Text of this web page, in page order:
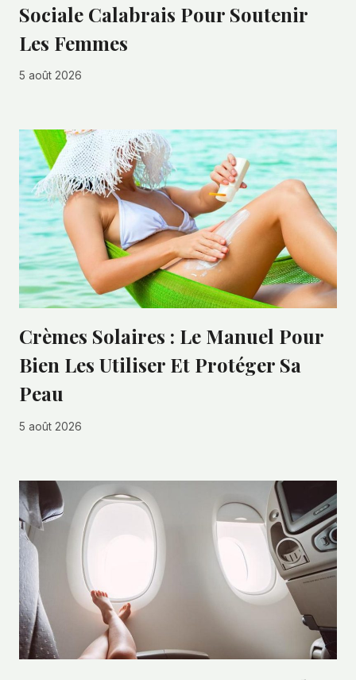
Sociale Calabrais Pour Soutenir
Les Femmes
5 août 2026
Crèmes Solaires : Le Manuel Pour
Bien Les Utiliser Et Protéger Sa
Peau
5 août 2026